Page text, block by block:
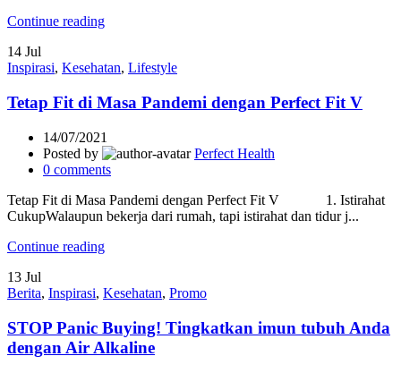
Continue reading
14 Jul
Inspirasi, Kesehatan, Lifestyle
Tetap Fit di Masa Pandemi dengan Perfect Fit V
14/07/2021
Posted by
Perfect Health
0 comments
Tetap Fit di Masa Pandemi dengan Perfect Fit V 1. Istirahat
CukupWalaupun bekerja dari rumah, tapi istirahat dan tidur j...
Continue reading
13 Jul
Berita, Inspirasi, Kesehatan, Promo
STOP Panic Buying! Tingkatkan imun tubuh Anda
dengan Air Alkaline